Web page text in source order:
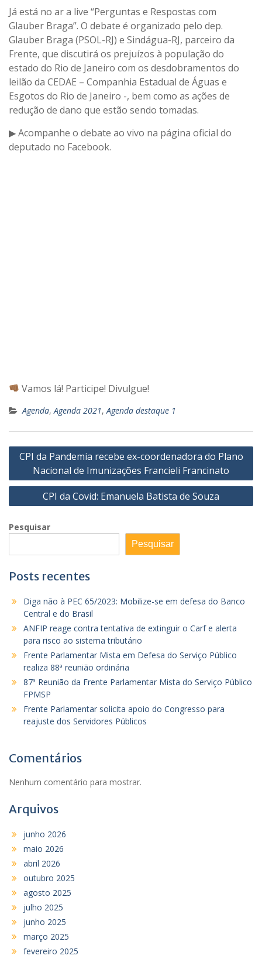
Já está no ar a live “Perguntas e Respostas com
Glauber Braga”. O debate é organizado pelo dep.
Glauber Braga (PSOL-RJ) e Sindágua-RJ, parceiro da
Frente, que discutirá os prejuízos à população do
estado do Rio de Janeiro com os desdobramentos do
leilão da CEDAE – Companhia Estadual de Águas e
Esgotos do Rio de Janeiro -, bem como as ações de
redução de dano que estão sendo tomadas.
▶ Acompanhe o debate ao vivo na página oficial do
deputado no Facebook.
Vamos lá! Participe! Divulgue!
Agenda, Agenda 2021, Agenda destaque 1
Navegação
Post
CPI da Pandemia recebe ex-coordenadora do Plano
Nacional de Imunizações Francieli Francinato
CPI da Covid: Emanuela Batista de Souza
Pesquisar
Pesquisar
Posts recentes
Diga não à PEC 65/2023: Mobilize-se em defesa do Banco
Central e do Brasil
ANFIP reage contra tentativa de extinguir o Carf e alerta
para risco ao sistema tributário
Frente Parlamentar Mista em Defesa do Serviço Público
realiza 88ª reunião ordinária
87ª Reunião da Frente Parlamentar Mista do Serviço Público
FPMSP
Frente Parlamentar solicita apoio do Congresso para
reajuste dos Servidores Públicos
Comentários
Nenhum comentário para mostrar.
Arquivos
junho 2026
maio 2026
abril 2026
outubro 2025
agosto 2025
julho 2025
junho 2025
março 2025
fevereiro 2025